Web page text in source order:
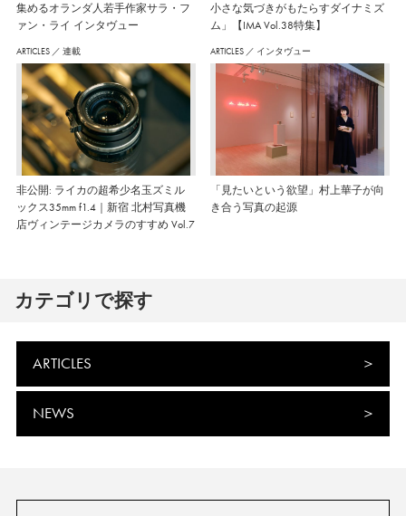
集めるオランダ人若手作家サラ・フ
ァン・ライ インタヴュー
小さな気づきがもたらすダイナミズ
ム」【IMA Vol.38特集】
ARTICLES ／ 連載
非公開: ライカの超希少名玉ズミル
ックス35mm f1.4｜新宿 北村写真機
店ヴィンテージカメラのすすめ Vol.7
ARTICLES ／ インタヴュー
「見たいという欲望」村上華子が向
き合う写真の起源
カテゴリで探す
ARTICLES
NEWS